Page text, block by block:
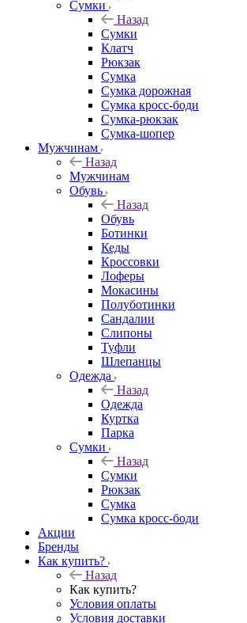
Сумки
Назад
Сумки
Клатч
Рюкзак
Сумка
Сумка дорожная
Сумка кросс-боди
Сумка-рюкзак
Сумка-шопер
Мужчинам
Назад
Мужчинам
Обувь
Назад
Обувь
Ботинки
Кеды
Кроссовки
Лоферы
Мокасины
Полуботинки
Сандалии
Слипоны
Туфли
Шлепанцы
Одежда
Назад
Одежда
Куртка
Парка
Сумки
Назад
Сумки
Рюкзак
Сумка
Сумка кросс-боди
Акции
Бренды
Как купить?
Назад
Как купить?
Условия оплаты
Условия доставки